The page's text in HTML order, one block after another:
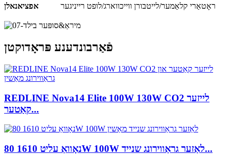
אפציאנאלן
ראָטאַרי קלאַמער/לייטבורן ווייכווארג/לופט רייניגער
פֿאַרבונדענע פּראָדוקטן
REDLINE Nova14 Elite 100W 130W CO2 לייזער
קאַטער...
נאָוואַ עליט 1610 80W 100W לאַזער גראַווירונג שנייד...